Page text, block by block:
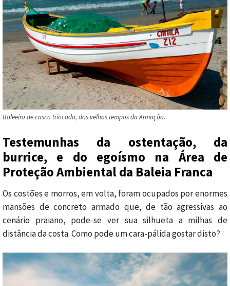
Baleeiro de casco trincado, dos velhos tempos da Armação.
Testemunhas da ostentação, da
burrice, e do egoísmo na Área de
Proteção Ambiental da Baleia Franca
Os costões e morros, em volta, foram ocupados por enormes
mansões de concreto armado que, de tão agressivas ao
cenário praiano, pode-se ver sua silhueta a milhas de
distância da costa. Como pode um cara-pálida gostar disto?